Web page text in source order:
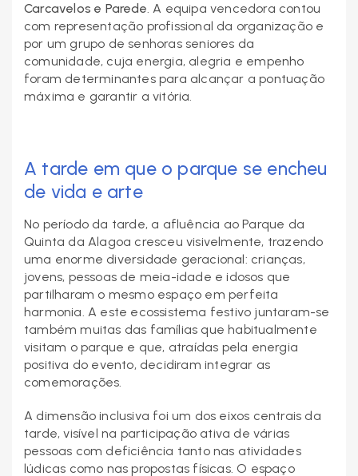
Carcavelos e Parede. A equipa vencedora contou
com representação profissional da organização e
por um grupo de senhoras seniores da
comunidade, cuja energia, alegria e empenho
foram determinantes para alcançar a pontuação
máxima e garantir a vitória.
A tarde em que o parque se encheu
de vida e arte
No período da tarde, a afluência ao Parque da
Quinta da Alagoa cresceu visivelmente, trazendo
uma enorme diversidade geracional: crianças,
jovens, pessoas de meia-idade e idosos que
partilharam o mesmo espaço em perfeita
harmonia. A este ecossistema festivo juntaram-se
também muitas das famílias que habitualmente
visitam o parque e que, atraídas pela energia
positiva do evento, decidiram integrar as
comemorações.
A dimensão inclusiva foi um dos eixos centrais da
tarde, visível na participação ativa de várias
pessoas com deficiência tanto nas atividades
lúdicas como nas propostas físicas. O espaço